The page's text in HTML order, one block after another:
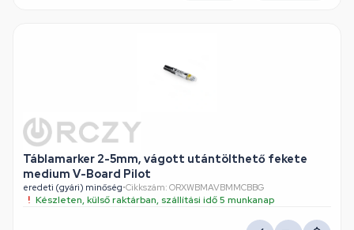
Táblamarker 2-5mm, vágott utántölthető fekete
medium V-Board Pilot
eredeti (gyári) minőség•Cikkszám: ORXWBMAVBMMCBBG
Készleten, külső raktárban, szállítási idő 5 munkanap